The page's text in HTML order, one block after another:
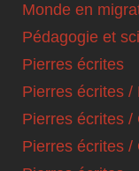
Monde en
Pédagogie et
Pierres écrites
Pierres écrites /
Pierres écrites /
Pierres écrites /